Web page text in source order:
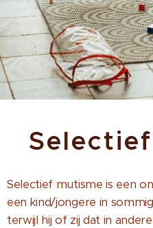
Selectief mutisme is een
een kind/jongere in
terwijl hij of zij dat in